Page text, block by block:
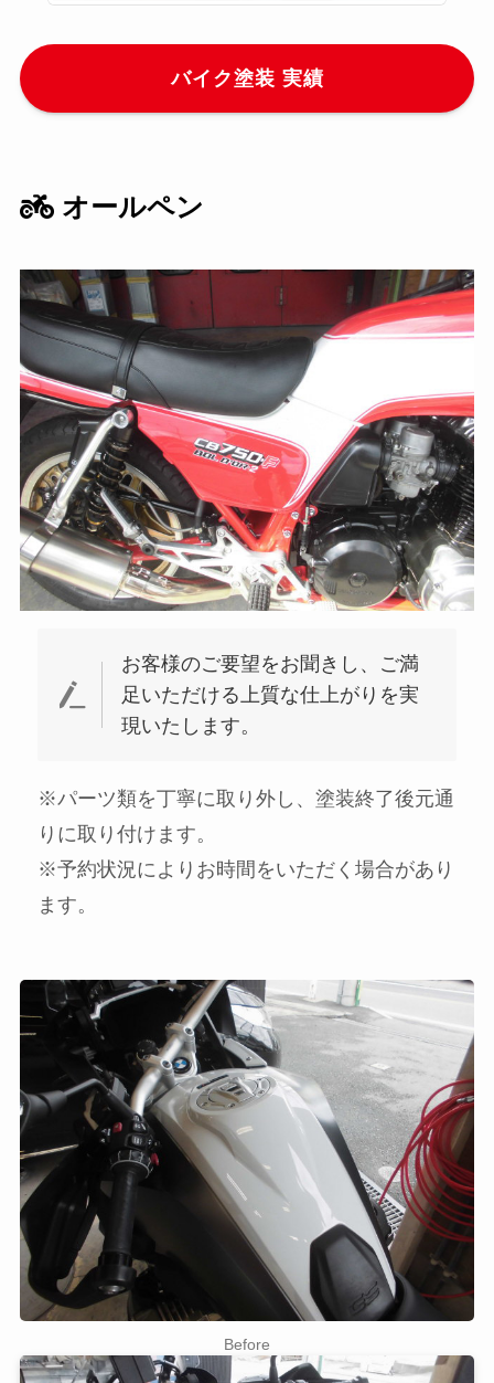
バイク塗装 実績
オールペン
お客様のご要望をお聞きし、ご満
足いただける上質な仕上がりを実
現いたします。
※パーツ類を丁寧に取り外し、塗装終了後元通
りに取り付けます。
※予約状況によりお時間をいただく場合があり
ます。
Before